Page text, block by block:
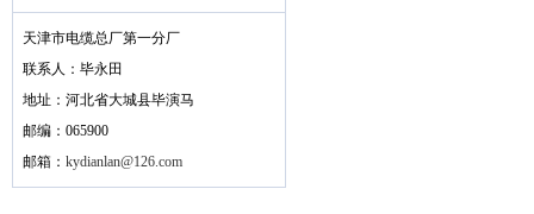
天津市电缆总厂第一分厂
联系人：毕永田
地址：河北省大城县毕演马
邮编：065900
邮箱： kydianlan@126.com